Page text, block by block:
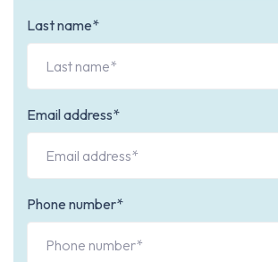
Last name*
Email address*
Phone number*